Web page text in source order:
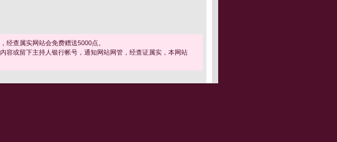
经查属实网站会免费赠送5000点。
容或留下主持人银行帐号，通知网站网管，经查证属实，本网站